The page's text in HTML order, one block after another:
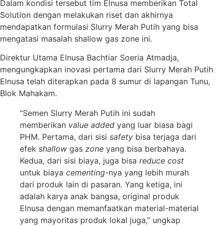
Dalam kondisi tersebut tim Elnusa memberikan Total
Solution dengan melakukan riset dan akhirnya
mendapatkan formulasi Slurry Merah Putih yang bisa
mengatasi masalah shallow gas zone ini.
Direktur Utama Elnusa Bachtiar Soeria Atmadja,
mengungkapkan inovasi pertama dari Slurry Merah Putih
Elnusa telah diterapkan pada 8 sumur di lapangan Tunu,
Blok Mahakam.
“Semen Slurry Merah Putih ini sudah
memberikan value added yang luar biasa bagi
PHM. Pertama, dari sisi safety bisa terjaga dari
efek shallow gas zone yang bisa berbahaya.
Kedua, dari sisi biaya, juga bisa reduce cost
untuk biaya cementing-nya yang lebih murah
dari produk lain di pasaran. Yang ketiga, ini
adalah karya anak bangsa, original produk
Elnusa dengan memanfaatkan material-material
yang mayoritas produk lokal juga,” ungkap